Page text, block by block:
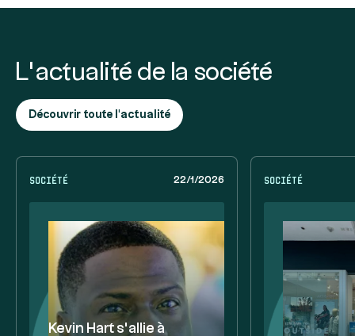
L’actualité de la société
Découvrir toute l'actualité
Société 22/1/2026
Kevin Hart s’allie à
Société